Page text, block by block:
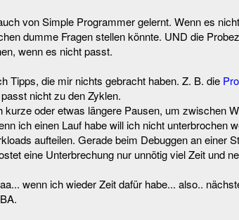
von Simple Programmer gelernt. Wenn es
dumme Fragen stellen könnte. UND die
wenn es nicht passt.
Tipps, die mir nichts gebracht haben. Z. B. die
nicht zu den Zyklen.
kurze oder etwas längere Pausen, um zwischen
ich einen Lauf habe will ich nicht unterbrochen
aufteilen. Gerade beim Debuggen an einer
eine Unterbrechung nur unnötig viel Zeit und
wenn ich wieder Zeit dafür habe... also..